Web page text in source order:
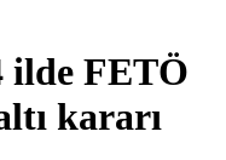
ilde FETÖ
kararı